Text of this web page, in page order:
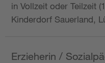
in Vollzeit oder Teilzeit
Kinderdorf Sauerland,
Erzieherin /